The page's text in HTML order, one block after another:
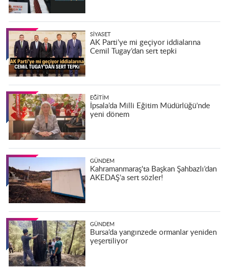
SIYASET
AK Parti’ye mi geçiyor iddialarına
Cemil Tugay’dan sert tepki
EĞITIM
İpsala’da Milli Eğitim Müdürlüğü’nde
yeni dönem
GÜNDEM
Kahramanmaraş'ta Başkan Şahbazlı’dan
AKEDAŞ’a sert sözler!
GÜNDEM
Bursa’da yangınzede ormanlar yeniden
yeşertiliyor